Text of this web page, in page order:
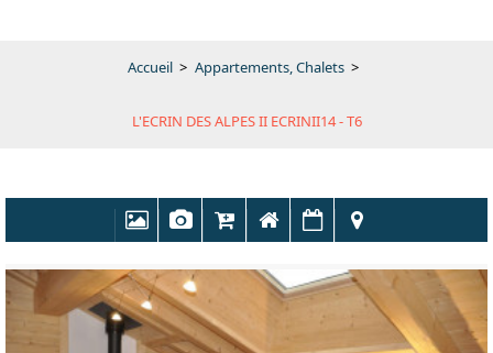
Accueil > Appartements, Chalets >
L'ECRIN DES ALPES II ECRINII14 - T6